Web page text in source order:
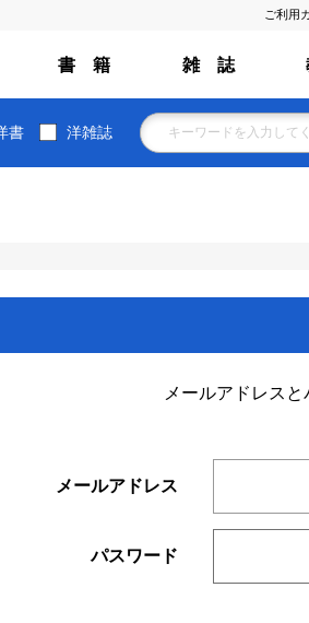
ご利用
書 籍 雑 誌
書 洋雑誌
メールアドレス
メールアドレス
パスワード